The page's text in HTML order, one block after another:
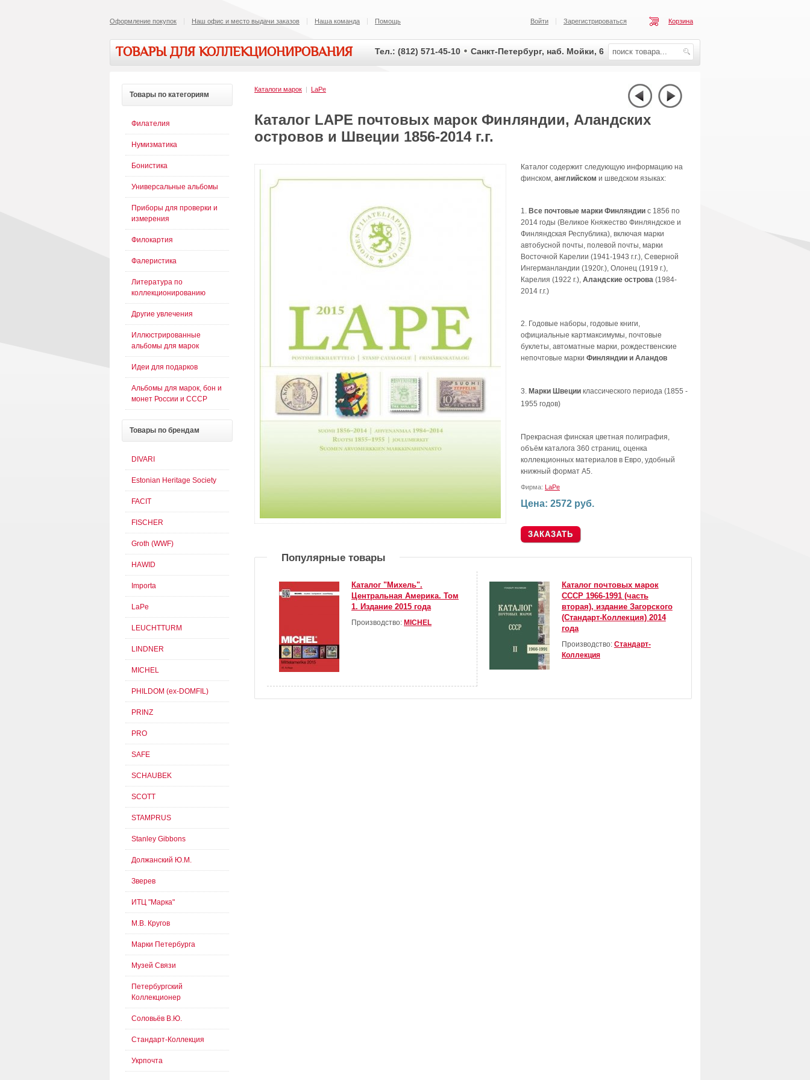
Оформление покупок Наш офис и место выдачи заказов Наша команда Помощь Корзина
Зарегистрироваться
Войти
ТОВАРЫ ДЛЯ КОЛЛЕКЦИОНИРОВАНИЯ Тел.: (812) 571-45-10 Санкт-Петербург, наб. Мойки, 6
Каталоги марок | LaPe
Каталог LAPE почтовых марок Финляндии, Аландских
островов и Швеции 1856-2014 г.г.
Каталог содержит следующую информацию на
финском, английском и шведском языках:
1. Все почтовые марки Финляндии с 1856 по
2014 годы (Великое Княжество Финляндское и
Финляндская Республика), включая марки
автобусной почты, полевой почты, марки
Восточной Карелии (1941-1943 г.г.), Северной
Ингерманландии (1920г.), Олонец (1919 г.),
Карелия (1922 г.), Аландские острова (1984-
2014 г.г.)
2. Годовые наборы, годовые книги,
официальные картмаксимумы, почтовые
буклеты, автоматные марки, рождественские
непочтовые марки Финляндии и Аландов
3. Марки Швеции классического периода (1855 -
1955 годов)
Прекрасная финская цветная полиграфия,
объём каталога 360 страниц, оценка
коллекционных материалов в Евро, удобный
книжный формат А5.
Фирма: LaPe
Цена: 2572 руб.
Популярные товары
Каталог "Михель".
Центральная Америка. Том
1. Издание 2015 года
Производство: MICHEL
Каталог почтовых марок
CCCР 1966-1991 (часть
вторая), издание Загорского
(Стандарт-Коллекция) 2014
года
Производство: Стандарт-
Коллекция
Товары по категориям
Филателия
Нумизматика
Бонистика
Универсальные альбомы
Приборы для проверки и
измерения
Филокартия
Фалеристика
Литература по
коллекционированию
Другие увлечения
Иллюстрированные
альбомы для марок
Идеи для подарков
Альбомы для марок, бон и
монет России и СССР
Товары по брендам
DIVARI
Estonian Heritage Society
FACIT
FISCHER
Groth (WWF)
HAWID
Importa
LaPe
LEUCHTTURM
LINDNER
MICHEL
PHILDOM (ex-DOMFIL)
PRINZ
PRO
SAFE
SCHAUBEK
SCOTT
STAMPRUS
Stanley Gibbons
Должанский Ю.М.
Зверев
ИТЦ "Марка"
М.В. Кругов
Марки Петербурга
Музей Связи
Петербургский
Коллекционер
Соловьёв В.Ю.
Стандарт-Коллекция
Укрпочта